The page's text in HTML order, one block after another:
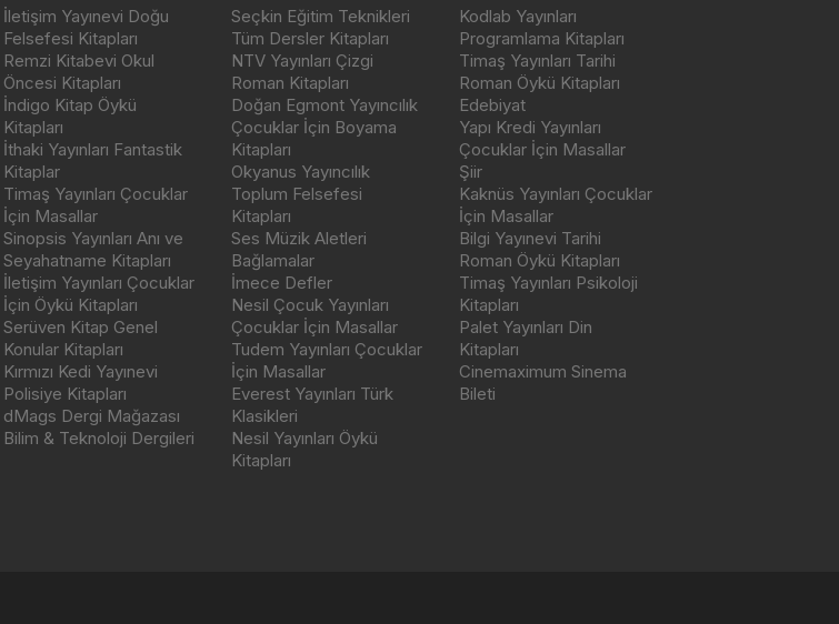
İletişim Yayınevi Doğu
Felsefesi Kitapları
Remzi Kitabevi Okul
Öncesi Kitapları
İndigo Kitap Öykü
Kitapları
İthaki Yayınları Fantastik
Kitaplar
Timaş Yayınları Çocuklar
İçin Masallar
Sinopsis Yayınları Anı ve
Seyahatname Kitapları
İletişim Yayınları Çocuklar
İçin Öykü Kitapları
Serüven Kitap Genel
Konular Kitapları
Kırmızı Kedi Yayınevi
Polisiye Kitapları
dMags Dergi Mağazası
Bilim & Teknoloji Dergileri
Seçkin Eğitim Teknikleri
Tüm Dersler Kitapları
NTV Yayınları Çizgi
Roman Kitapları
Doğan Egmont Yayıncılık
Çocuklar İçin Boyama
Kitapları
Okyanus Yayıncılık
Toplum Felsefesi
Kitapları
Ses Müzik Aletleri
Bağlamalar
İmece Defler
Nesil Çocuk Yayınları
Çocuklar İçin Masallar
Tudem Yayınları Çocuklar
İçin Masallar
Everest Yayınları Türk
Klasikleri
Nesil Yayınları Öykü
Kitapları
Kodlab Yayınları
Programlama Kitapları
Timaş Yayınları Tarihi
Roman Öykü Kitapları
Edebiyat
Yapı Kredi Yayınları
Çocuklar İçin Masallar
Şiir
Kaknüs Yayınları Çocuklar
İçin Masallar
Bilgi Yayınevi Tarihi
Roman Öykü Kitapları
Timaş Yayınları Psikoloji
Kitapları
Palet Yayınları Din
Kitapları
Cinemaximum Sinema
Bileti